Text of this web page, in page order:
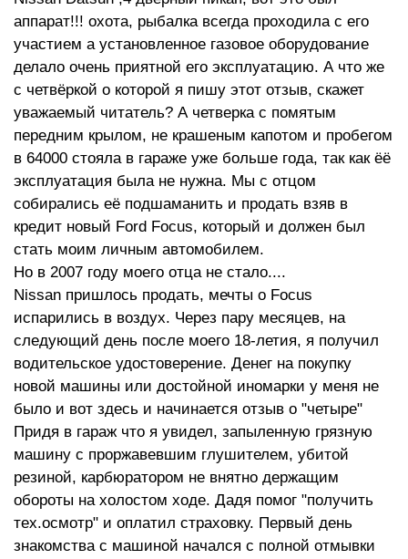
аппарат!!! охота, рыбалка всегда проходила с его
участием а установленное газовое оборудование
делало очень приятной его эксплуатацию. А что же
с четвёркой о которой я пишу этот отзыв, скажет
уважаемый читатель? А четверка с помятым
передним крылом, не крашеным капотом и пробегом
в 64000 стояла в гараже уже больше года, так как ёё
эксплуатация была не нужна. Мы с отцом
собирались её подшаманить и продать взяв в
кредит новый Ford Focus, который и должен был
стать моим личным автомобилем.
Но в 2007 году моего отца не стало....
Nissan пришлось продать, мечты о Focus
испарились в воздух. Через пару месяцев, на
следующий день после моего 18-летия, я получил
водительское удостоверение. Денег на покупку
новой машины или достойной иномарки у меня не
было и вот здесь и начинается отзыв о "четыре"
Придя в гараж что я увидел, запыленную грязную
машину с проржавевшим глушителем, убитой
резиной, карбюратором не внятно держащим
обороты на холостом ходе. Дадя помог "получить
тех.осмотр" и оплатил страховку. Первый день
знакомства с машиной начался с полной отмывки